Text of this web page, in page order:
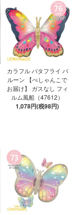
カラフル バタフライ バ
ルーン 【ぺしゃんこで
お届け】 ガスなし フィ
ルム風船（47612）
1,078円(税98円)